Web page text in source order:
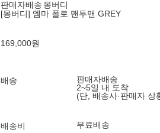
판매자배송 몽버디
[몽버디] 엠마 폴로 맨투맨 GREY
169,000원
배송
판매자배송
2~5일 내 도착
(단, 배송사·판매자 상
배송비 무료배송